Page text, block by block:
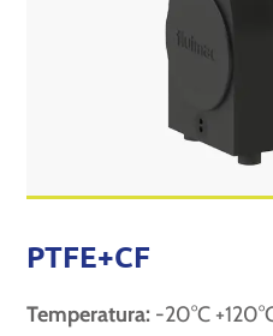
PTFE+CF
Temperatura: -20°C